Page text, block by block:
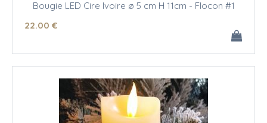
Bougie LED Cire Ivoire ø 5 cm H 11cm - Flocon #1
22.00 €